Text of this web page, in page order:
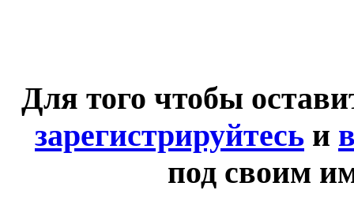
Для того чтобы
зарегистрируйтесь и
под своим